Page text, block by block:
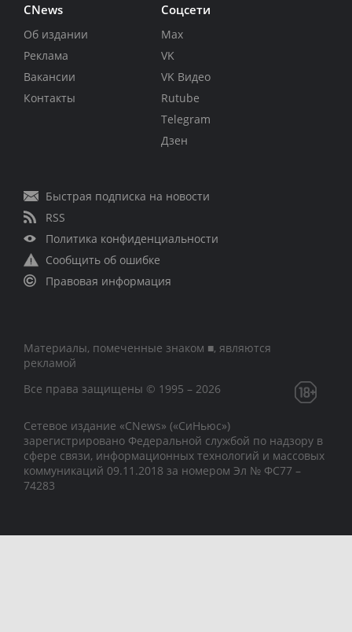
CNews
Об издании
Реклама
Вакансии
Контакты
Соцсети
Max
VK
VK Видео
Rutube
Telegram
Дзен
Быстрая подписка на новости
RSS
Политика конфиденциальности
Сообщить об ошибке
Правовая информация
Материалы, помеченные знаком ■, являются
рекламой
Все права защищены © 1995 – 2026
Сетевое издание «CNews» («СиНьюс»)
зарегистрировано Федеральной службой по надзору в
сфере связи, информационных технологий и массовых
коммуникаций 09.11.2018 за номером Эл № ФС77 –
74283